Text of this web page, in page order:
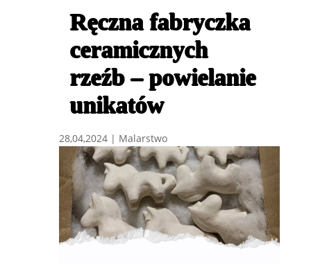
Ręczna fabryczka
ceramicznych
rzeźb – powielanie
unikatów
28,04,2024| Malarstwo